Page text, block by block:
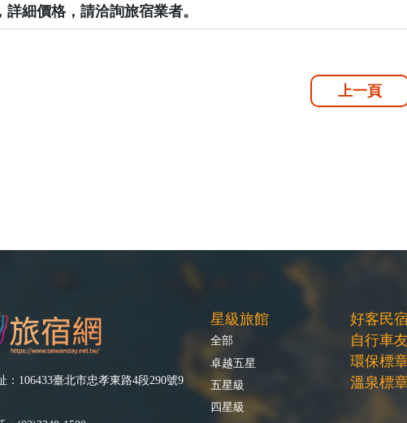
詳細價格，請洽詢旅宿業者。
上一頁
：106433臺北市忠孝東路4段290號9
星級旅館
全部
卓越五星
五星級
四星級
好客民宿
自行車
環保標
溫泉標